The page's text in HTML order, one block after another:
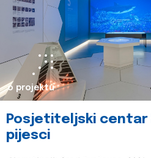
o projektu
Posjetiteljski centar
pijesci